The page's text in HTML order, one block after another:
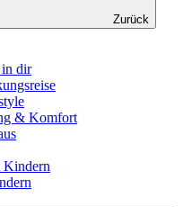
Zurück
in dir
& Komfort
Kindern